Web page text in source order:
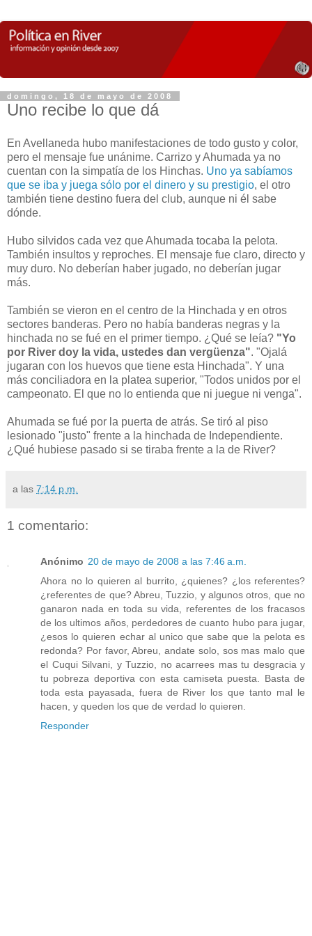
domingo, 18 de mayo de 2008
Uno recibe lo que dá
En Avellaneda hubo manifestaciones de todo gusto y color,
pero el mensaje fue unánime. Carrizo y Ahumada ya no
cuentan con la simpatía de los Hinchas. Uno ya sabíamos
que se iba y juega sólo por el dinero y su prestigio, el otro
también tiene destino fuera del club, aunque ni él sabe
dónde.
Hubo silvidos cada vez que Ahumada tocaba la pelota.
También insultos y reproches. El mensaje fue claro, directo y
muy duro. No deberían haber jugado, no deberían jugar
más.
También se vieron en el centro de la Hinchada y en otros
sectores banderas. Pero no había banderas negras y la
hinchada no se fué en el primer tiempo. ¿Qué se leía? "Yo
por River doy la vida, ustedes dan vergüenza". "Ojalá
jugaran con los huevos que tiene esta Hinchada". Y una
más conciliadora en la platea superior, "Todos unidos por el
campeonato. El que no lo entienda que ni juegue ni venga".
Ahumada se fué por la puerta de atrás. Se tiró al piso
lesionado "justo" frente a la hinchada de Independiente.
¿Qué hubiese pasado si se tiraba frente a la de River?
a las 7:14 p.m.
1 comentario:
Anónimo 20 de mayo de 2008 a las 7:46 a.m.
Ahora no lo quieren al burrito, ¿quienes? ¿los referentes?
¿referentes de que? Abreu, Tuzzio, y algunos otros, que no
ganaron nada en toda su vida, referentes de los fracasos
de los ultimos años, perdedores de cuanto hubo para jugar,
¿esos lo quieren echar al unico que sabe que la pelota es
redonda? Por favor, Abreu, andate solo, sos mas malo que
el Cuqui Silvani, y Tuzzio, no acarrees mas tu desgracia y
tu pobreza deportiva con esta camiseta puesta. Basta de
toda esta payasada, fuera de River los que tanto mal le
hacen, y queden los que de verdad lo quieren.
Responder